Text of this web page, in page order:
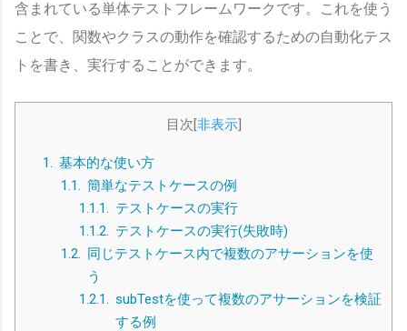
含まれている単体テストフレームワークです。これを使う
ことで、関数やクラスの動作を確認するための自動化テス
トを書き、実行することができます。
目次[非表示]
1. 基本的な使い方
1.1. 簡単なテストケースの例
1.1.1. テストケースの実行
1.1.2. テストケースの実行(失敗時)
1.2. 同じテストケース内で複数のアサーションを使
う
1.2.1. subTestを使って複数のアサーションを検証
する例